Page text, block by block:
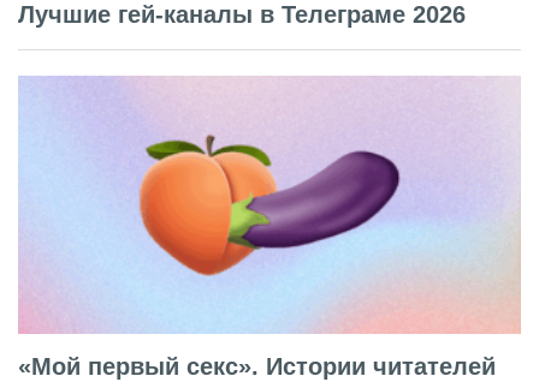
Лучшие гей-каналы в Телеграме 2026
«Мой первый секс». Истории читателей